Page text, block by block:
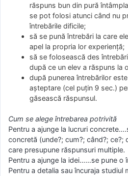
răspuns bun din pură
se pot folosi atunci când nu
întrebările dificile;
să se pună întrebări la care
apel la propria lor experienţă;
să se folosească des
după ce un elev a răspuns la
după punerea întrebărilor
aşteptare (cel puţin 9 sec.)
găsească răspunsul.
Cum se alege întrebarea potrivită
Pentru a ajunge la lucruri
concretă (unde?; cum?; când?; ce?;
care presupune răspunsuri multiple.
Pentru a ajunge la idei……se pune o
Pentru a detalia sau încuraja